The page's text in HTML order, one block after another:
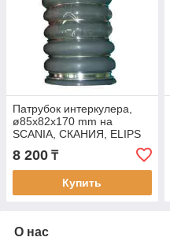
Патрубок интеркулера,
ø85x82x170 mm на
SCANIA, СКАНИЯ, ELIPS
8 200 ₸
Купить
О нас